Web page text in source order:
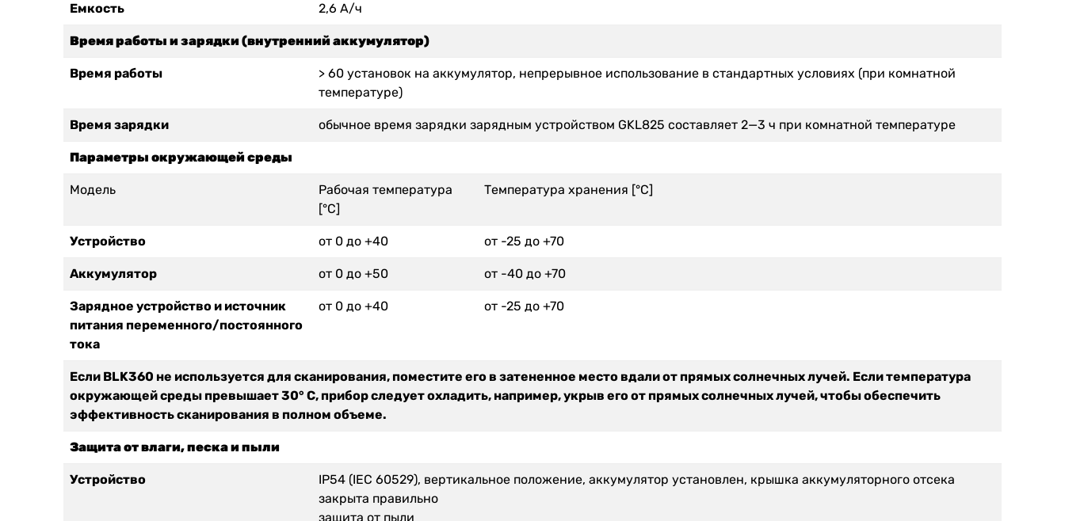
Емкость 2,6 А/ч
Время работы и зарядки (внутренний аккумулятор)
Время работы
> 60 установок на аккумулятор, непрерывное использование в стандартных условиях (при комнатной
температуре)
Время зарядки обычное время зарядки зарядным устройством GKL825 составляет 2—3 ч при комнатной температуре
Параметры окружающей среды
Модель
Рабочая температура
[°C]
Температура хранения [°C]
Устройство от 0 до +40 от -25 до +70
Аккумулятор от 0 до +50 от -40 до +70
Зарядное устройство и источник
питания переменного/постоянного
тока
от 0 до +40 от -25 до +70
Если BLK360 не используется для сканирования, поместите его в затененное место вдали от прямых солнечных лучей. Если температура
окружающей среды превышает 30° C, прибор следует охладить, например, укрыв его от прямых солнечных лучей, чтобы обеспечить
эффективность сканирования в полном объеме.
Защита от влаги, песка и пыли
Устройство
IP54 (IEC 60529), вертикальное положение, аккумулятор установлен, крышка аккумуляторного отсека
закрыта правильно
защита от пыли